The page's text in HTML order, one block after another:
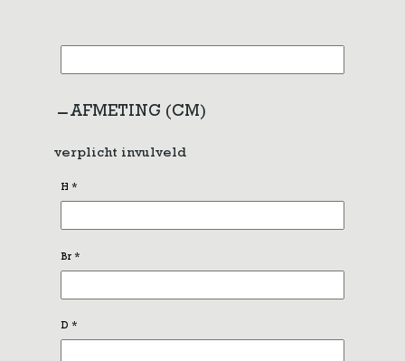
AFMETING (CM)
verplicht invulveld
H *
Br *
D *